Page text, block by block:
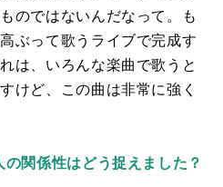
のではないんだなって。も
ぶって歌うライブで完成す
は、いろんな楽曲で歌うと
けど、この曲は非常に強く
関係性はどう捉えました？